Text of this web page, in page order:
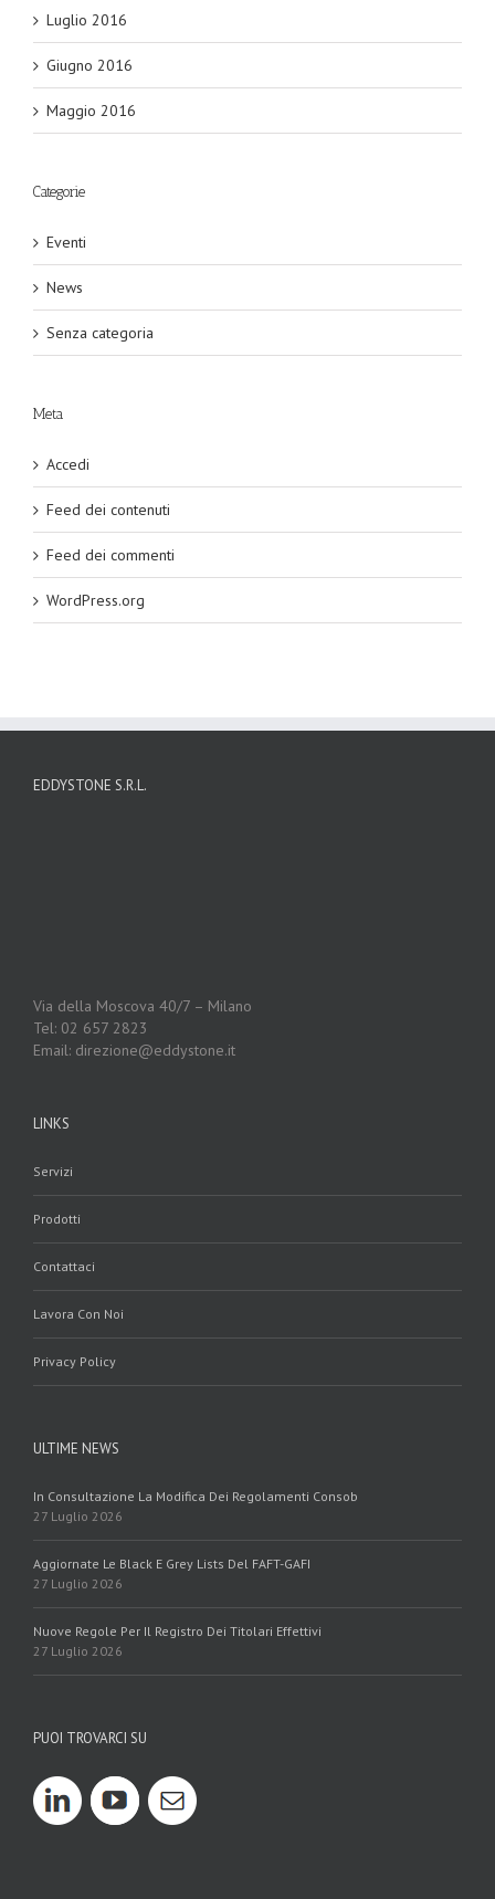
Luglio 2016
Giugno 2016
Maggio 2016
Categorie
Eventi
News
Senza categoria
Meta
Accedi
Feed dei contenuti
Feed dei commenti
WordPress.org
EDDYSTONE S.R.L.
Via della Moscova 40/7 – Milano
Tel: 02 657 2823
Email: direzione@eddystone.it
LINKS
Servizi
Prodotti
Contattaci
Lavora Con Noi
Privacy Policy
ULTIME NEWS
In Consultazione La Modifica Dei Regolamenti Consob
27 Luglio 2026
Aggiornate Le Black E Grey Lists Del FAFT-GAFI
27 Luglio 2026
Nuove Regole Per Il Registro Dei Titolari Effettivi
27 Luglio 2026
PUOI TROVARCI SU